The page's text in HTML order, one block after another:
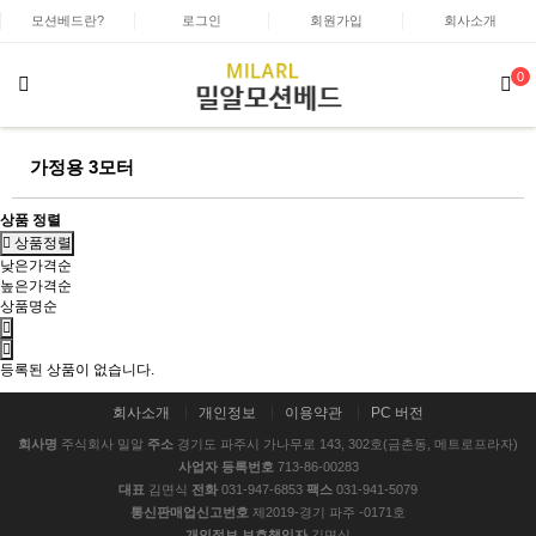
모션베드란? 로그인 회원가입 회사소개
0
가정용 3모터
상품 정렬
상품정렬
낮은가격순
높은가격순
상품명순
등록된 상품이 없습니다.
회사소개 개인정보 이용약관 PC 버전
회사명 주식회사 밀알 주소 경기도 파주시 가나무로 143, 302호(금촌동, 메트로프라자)
사업자 등록번호 713-86-00283
대표 김면식 전화 031-947-6853 팩스 031-941-5079
통신판매업신고번호 제2019-경기 파주 -0171호